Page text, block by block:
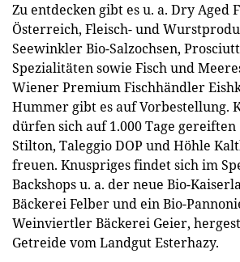
Zu entdecken gibt es u. a. Dry Aged
Österreich, Fleisch- und
Seewinkler Bio-Salzochsen,
Spezialitäten sowie Fisch und
Wiener Premium Fischhändler
Hummer gibt es auf Vorbestellung.
dürfen sich auf 1.000 Tage gereiften
Stilton, Taleggio DOP und Höhle
freuen. Knuspriges findet sich im
Backshops u. a. der neue Bio-
Bäckerei Felber und ein Bio-
Weinviertler Bäckerei Geier,
Getreide vom Landgut Esterhazy.